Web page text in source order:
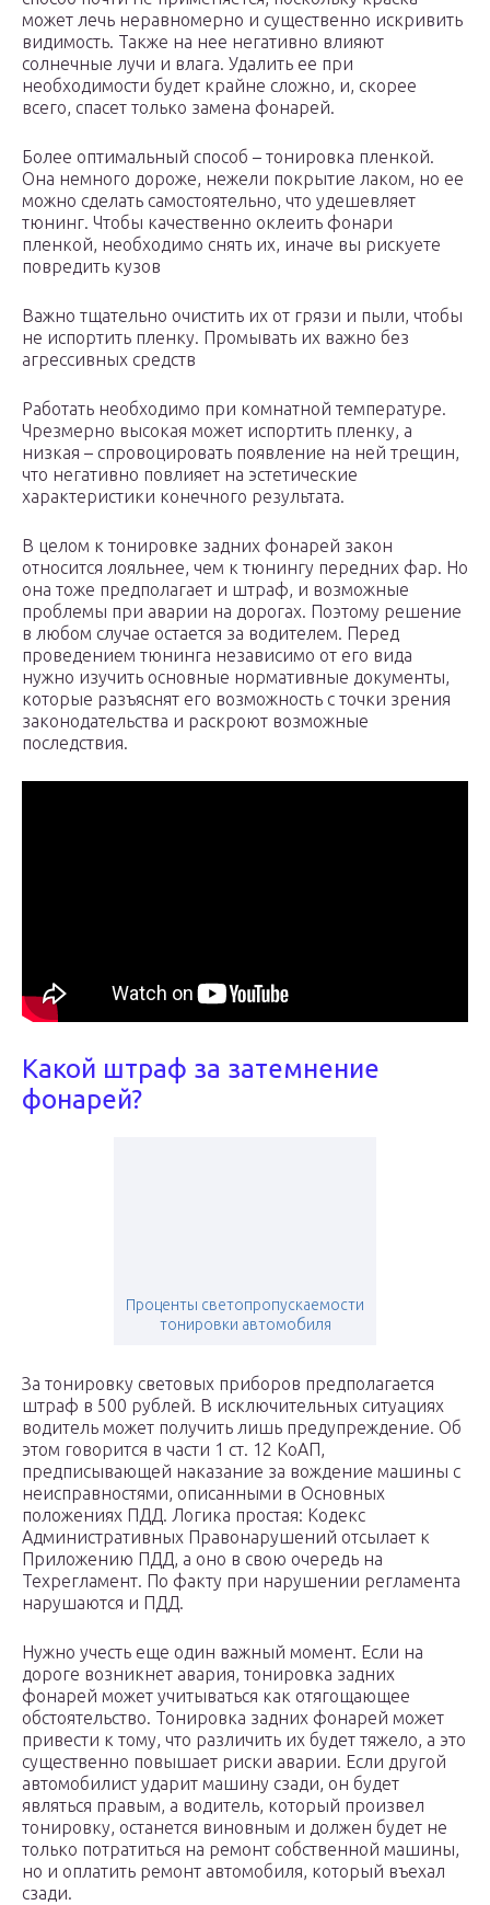
может лечь неравномерно и существенно искривить
видимость. Также на нее негативно влияют
солнечные лучи и влага. Удалить ее при
необходимости будет крайне сложно, и, скорее
всего, спасет только замена фонарей.
Более оптимальный способ – тонировка пленкой.
Она немного дороже, нежели покрытие лаком, но ее
можно сделать самостоятельно, что удешевляет
тюнинг. Чтобы качественно оклеить фонари
пленкой, необходимо снять их, иначе вы рискуете
повредить кузов
Важно тщательно очистить их от грязи и пыли, чтобы
не испортить пленку. Промывать их важно без
агрессивных средств
Работать необходимо при комнатной температуре.
Чрезмерно высокая может испортить пленку, а
низкая – спровоцировать появление на ней трещин,
что негативно повлияет на эстетические
характеристики конечного результата.
В целом к тонировке задних фонарей закон
относится лояльнее, чем к тюнингу передних фар. Но
она тоже предполагает и штраф, и возможные
проблемы при аварии на дорогах. Поэтому решение
в любом случае остается за водителем. Перед
проведением тюнинга независимо от его вида
нужно изучить основные нормативные документы,
которые разъяснят его возможность с точки зрения
законодательства и раскроют возможные
последствия.
Какой штраф за затемнение
фонарей?
Проценты светопропускаемости
тонировки автомобиля
За тонировку световых приборов предполагается
штраф в 500 рублей. В исключительных ситуациях
водитель может получить лишь предупреждение. Об
этом говорится в части 1 ст. 12 КоАП,
предписывающей наказание за вождение машины с
неисправностями, описанными в Основных
положениях ПДД. Логика простая: Кодекс
Административных Правонарушений отсылает к
Приложению ПДД, а оно в свою очередь на
Техрегламент. По факту при нарушении регламента
нарушаются и ПДД.
Нужно учесть еще один важный момент. Если на
дороге возникнет авария, тонировка задних
фонарей может учитываться как отягощающее
обстоятельство. Тонировка задних фонарей может
привести к тому, что различить их будет тяжело, а это
существенно повышает риски аварии. Если другой
автомобилист ударит машину сзади, он будет
являться правым, а водитель, который произвел
тонировку, останется виновным и должен будет не
только потратиться на ремонт собственной машины,
но и оплатить ремонт автомобиля, который въехал
сзади.